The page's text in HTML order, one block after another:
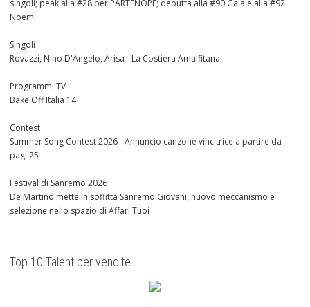
singoli; peak alla #28 per PARTENOPE; debutta alla #90 Gaia e alla #92
Noemi
Singoli
Rovazzi, Nino D'Angelo, Arisa - La Costiera Amalfitana
Programmi TV
Bake Off Italia 14
Contest
Summer Song Contest 2026 - Annuncio canzone vincitrice a partire da
pag. 25
Festival di Sanremo 2026
De Martino mette in soffitta Sanremo Giovani, nuovo meccanismo e
selezione nello spazio di Affari Tuoi
Top 10 Talent per vendite